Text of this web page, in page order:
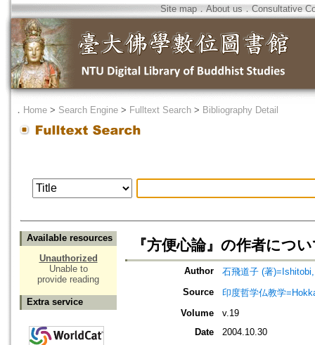
Site map．About us ． Consultative
． Home > Search Engine > Fulltext Search > Bibliography Detail
Available resources
Unauthorized
Unable to
provide reading
Extra service
『方便心論』の作者に
Author
石飛道子 (著
Source
印度哲学仏教学
Volume
v.19
Date
2004.10.30